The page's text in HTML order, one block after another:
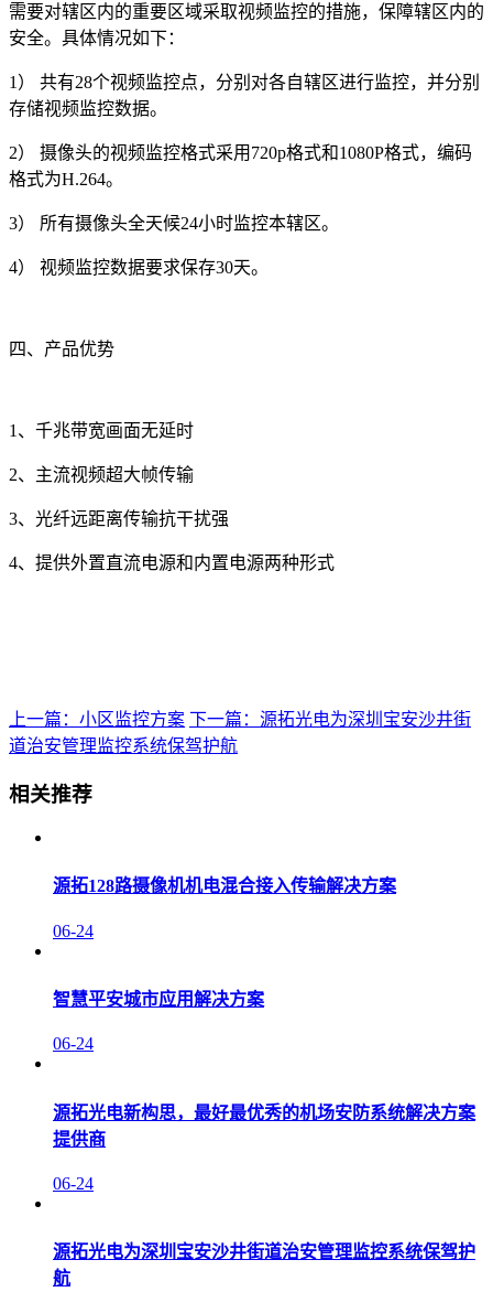
需要对辖区内的重要区域采取视频监控的措施，保障辖区内的
安全。具体情况如下：
1） 共有28个视频监控点，分别对各自辖区进行监控，并分别
存储视频监控数据。
2） 摄像头的视频监控格式采用720p格式和1080P格式，编码
格式为H.264。
3） 所有摄像头全天候24小时监控本辖区。
4） 视频监控数据要求保存30天。
四、产品优势
1、千兆带宽画面无延时
2、主流视频超大帧传输
3、光纤远距离传输抗干扰强
4、提供外置直流电源和内置电源两种形式
上一篇：小区监控方案 下一篇：源拓光电为深圳宝安沙井街
道治安管理监控系统保驾护航
相关推荐
源拓128路摄像机机电混合接入传输解决方案
06-24
智慧平安城市应用解决方案
06-24
源拓光电新构思，最好最优秀的机场安防系统解决方案
提供商
06-24
源拓光电为深圳宝安沙井街道治安管理监控系统保驾护
航